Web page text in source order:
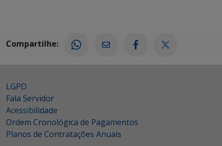
Compartilhe:
LGPD
Fala Servidor
Acessibilidade
Ordem Cronológica de Pagamentos
Planos de Contratações Anuais